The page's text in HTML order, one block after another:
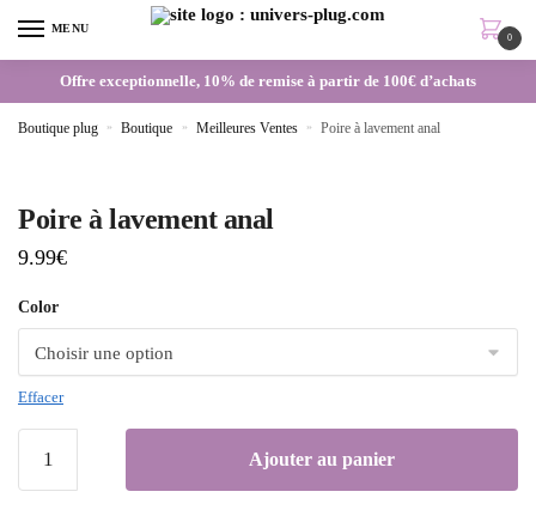
MENU
0
Offre exceptionnelle, 10% de remise à partir de 100€ d’achats
Boutique plug » Boutique » Meilleures Ventes » Poire à lavement anal
Poire à lavement anal
9.99€
Color
Effacer
Ajouter au panier